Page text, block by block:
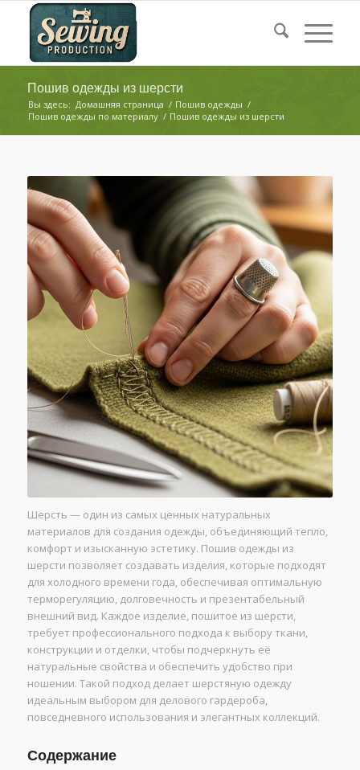
Пошив одежды из шерсти
Вы здесь: Домашняя страница / Пошив одежды /
Пошив одежды по материалу / Пошив одежды из шерсти
Шерсть — один из самых ценных натуральных
материалов для создания одежды, объединяющий тепло,
комфорт и изысканную эстетику. Пошив одежды из
шерсти позволяет создавать изделия, которые подходят
для холодного времени года, обеспечивая оптимальную
терморегуляцию, долговечность и презентабельный
внешний вид. Каждое изделие, пошитое из шерсти,
требует профессионального подхода к выбору ткани,
конструкции и отделки, чтобы подчеркнуть её
натуральные свойства и обеспечить удобство при
ношении. Такой подход делает шерстяную одежду
идеальным выбором для делового гардероба,
повседневного использования и элегантных коллекций.
Содержание